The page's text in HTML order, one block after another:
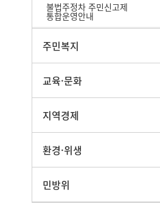
불법주정차 주민신고제
통합운영안내
주민복지
교육·문화
지역경제
환경·위생
민방위